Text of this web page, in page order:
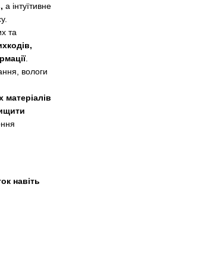
а інтуїтивне
та
.
вологи
матеріалів
навіть